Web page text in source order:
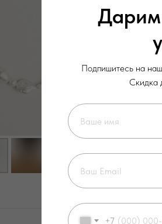
Дарим
Подпишитесь на
Скидка
+7